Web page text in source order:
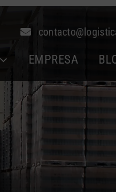
EMPRESA